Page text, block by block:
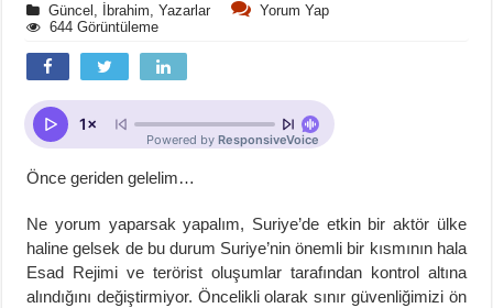
Güncel
İbrahim ,Yazarlar
Yorum Yap
644 Görüntüleme
Önce geriden gelelim…
Ne yorum yaparsak yapalım, Suriye’de etkin bir aktör ülke
haline gelsek de bu durum Suriye’nin önemli bir kısmının hala
Esad Rejimi ve terörist oluşumlar tarafından kontrol altına
alındığını değiştirmiyor. Öncelikli olarak sınır güvenliğimizi ön